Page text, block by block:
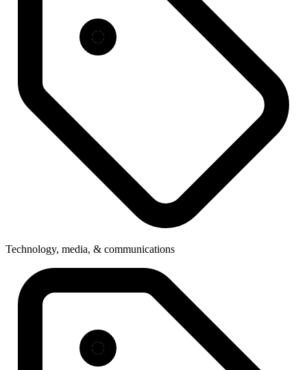
Technology, media, & communications